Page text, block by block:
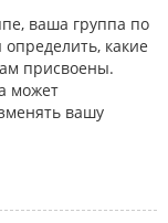
ваша группа по
какие
присвоены.
может
вашу